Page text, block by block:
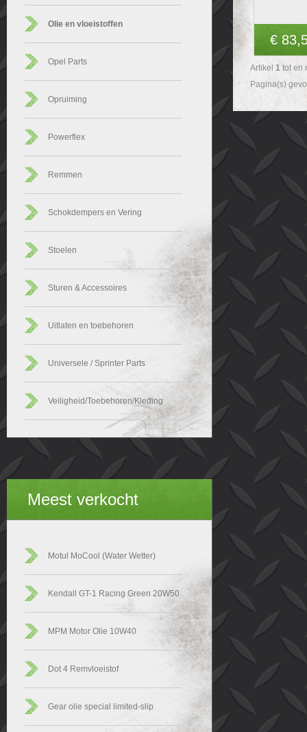
Olie en vloeistoffen
Opel Parts
Opruiming
Powerflex
Remmen
Schokdempers en Vering
Stoelen
Sturen & Accessoires
Uitlaten en toebehoren
Universele / Sprinter Parts
Veiligheid/Toebehoren/Kleding
Meest verkocht
Motul MoCool (Water Wetter)
Kendall GT-1 Racing Green 20W50
MPM Motor Olie 10W40
Dot 4 Remvloeistof
Gear olie special limited-slip
€
Artikel 1 tot en
Pagina(s)